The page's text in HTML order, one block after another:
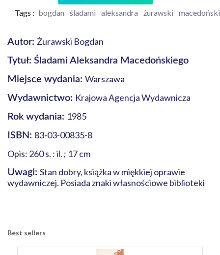
Tags : bogdan śladami aleksandra żurawski
Autor: Żurawski Bogdan
Tytuł: Śladami Aleksandra Macedońskiego
Miejsce wydania: Warszawa
Wydawnictwo: Krajowa Agencja Wydawnicza
Rok wydania: 1985
ISBN: 83-03-00835-8
Opis: 260 s. : il. ; 17 cm
Uwagi: Stan dobry, książka w miękkiej oprawie
wydawniczej. Posiada znaki własnościowe biblioteki
Best sellers